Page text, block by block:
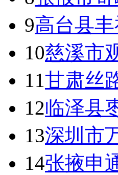
9高台县
10慈溪市
11甘肃丝
12临泽县
13深圳市
14张掖申